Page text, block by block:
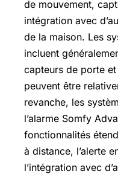
de mouvement,
intégration avec
de la maison. Les
incluent
capteurs de porte
peuvent être
revanche, les
l’alarme Somfy
fonctionnalités
à distance, l’alerte
l’intégration avec